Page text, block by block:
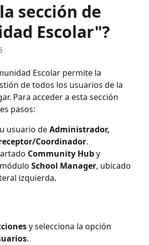
sección de
Escolar"?
Escolar permite la
de todos los usuarios de la
Para acceder a esta sección
pasos:
usuario de Administrador,
Coordinador.
Community Hub y
School Manager, ubicado
izquierda.
y selecciona la opción
.